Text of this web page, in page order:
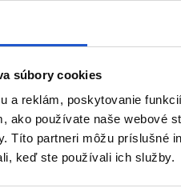
súbory cookies
a reklám, poskytovanie
ako používate naše webové
Títo partneri môžu príslušné
keď ste používali ich služby.